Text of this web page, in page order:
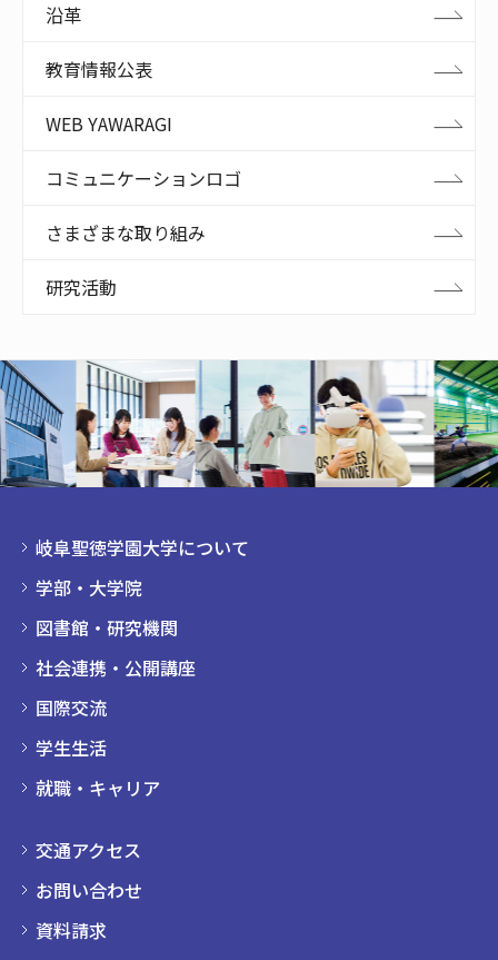
沿革
教育情報公表
WEB YAWARAGI
コミュニケーションロゴ
さまざまな取り組み
研究活動
岐阜聖徳学園大学について
学部・大学院
図書館・研究機関
社会連携・公開講座
国際交流
学生生活
就職・キャリア
交通アクセス
お問い合わせ
資料請求